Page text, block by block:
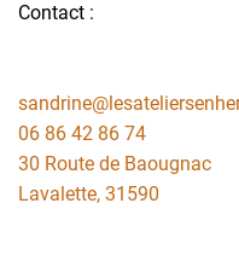
Contact :
06 86 42 86 74
30 Route de Baougnac
Lavalette, 31590